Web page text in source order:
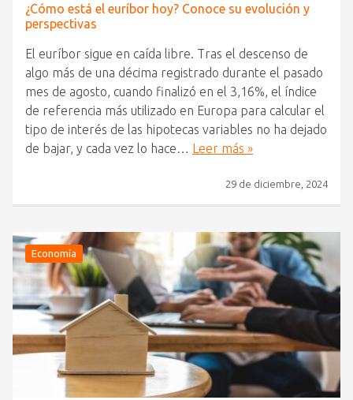
¿Cómo está el euríbor hoy? Conoce su evolución y
perspectivas
El euríbor sigue en caída libre. Tras el descenso de
algo más de una décima registrado durante el pasado
mes de agosto, cuando finalizó en el 3,16%, el índice
de referencia más utilizado en Europa para calcular el
tipo de interés de las hipotecas variables no ha dejado
de bajar, y cada vez lo hace… Leer más »
29 de diciembre, 2024
Economía